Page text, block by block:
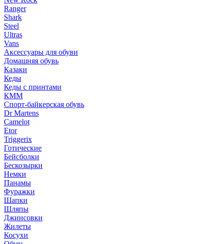
Ranger
Shark
Steel
Ultras
Vans
Аксессуары для обуви
Домашняя обувь
Казаки
Кеды
Кеды с принтами
КММ
Спорт-байкерская обувь
Dr Martens
Camelot
Etor
Triggerix
Готические
Бейсболки
Бескозырки
Немки
Панамы
Фуражки
Шапки
Шляпы
Джинсовки
Жилеты
Косухи